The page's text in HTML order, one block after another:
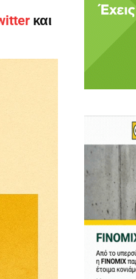
ότι ούτε κι εμείς
δεν αφορά εμάς. Αφορά
τι να πούμε ή τι να
που δεν έχουν την
την οικονομική
μια πραγματικά ελεύθερη
τότε δώστε μας τη
και